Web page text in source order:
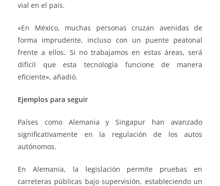
vial en el país.
«En México, muchas personas cruzan avenidas de
forma imprudente, incluso con un puente peatonal
frente a ellos. Si no trabajamos en estas áreas, será
difícil que esta tecnología funcione de manera
eficiente», añadió.
Ejemplos para seguir
Países como Alemania y Singapur han avanzado
significativamente en la regulación de los autos
autónomos.
En Alemania, la legislación permite pruebas en
carreteras públicas bajo supervisión, estableciendo un